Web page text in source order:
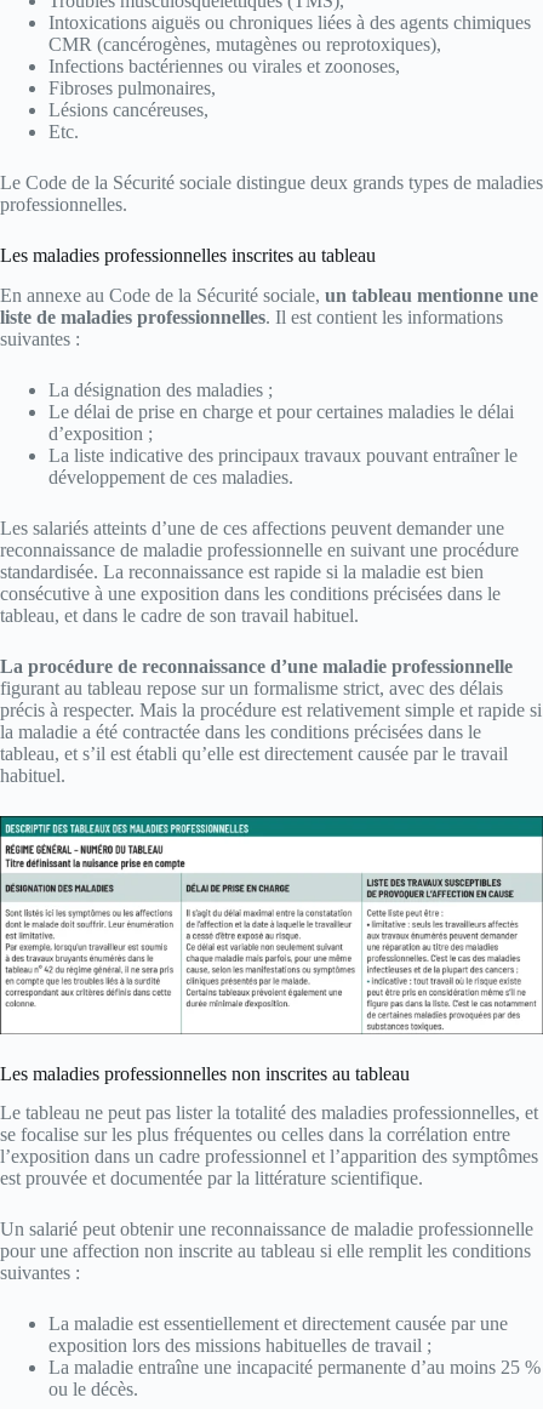
Intoxications aiguës ou chroniques liées à des agents chimiques
CMR (cancérogènes, mutagènes ou reprotoxiques),
Infections bactériennes ou virales et zoonoses,
Fibroses pulmonaires,
Lésions cancéreuses,
Etc.
Le Code de la Sécurité sociale distingue deux grands types de maladies
professionnelles.
Les maladies professionnelles inscrites au tableau
En annexe au Code de la Sécurité sociale, un tableau mentionne une
liste de maladies professionnelles. Il est contient les informations
suivantes :
La désignation des maladies ;
Le délai de prise en charge et pour certaines maladies le délai
d’exposition ;
La liste indicative des principaux travaux pouvant entraîner le
développement de ces maladies.
Les salariés atteints d’une de ces affections peuvent demander une
reconnaissance de maladie professionnelle en suivant une procédure
standardisée. La reconnaissance est rapide si la maladie est bien
consécutive à une exposition dans les conditions précisées dans le
tableau, et dans le cadre de son travail habituel.
La procédure de reconnaissance d’une maladie professionnelle
figurant au tableau repose sur un formalisme strict, avec des délais
précis à respecter. Mais la procédure est relativement simple et rapide si
la maladie a été contractée dans les conditions précisées dans le
tableau, et s’il est établi qu’elle est directement causée par le travail
habituel.
Les maladies professionnelles non inscrites au tableau
Le tableau ne peut pas lister la totalité des maladies professionnelles, et
se focalise sur les plus fréquentes ou celles dans la corrélation entre
l’exposition dans un cadre professionnel et l’apparition des symptômes
est prouvée et documentée par la littérature scientifique.
Un salarié peut obtenir une reconnaissance de maladie professionnelle
pour une affection non inscrite au tableau si elle remplit les conditions
suivantes :
La maladie est essentiellement et directement causée par une
exposition lors des missions habituelles de travail ;
La maladie entraîne une incapacité permanente d’au moins 25 %
ou le décès.